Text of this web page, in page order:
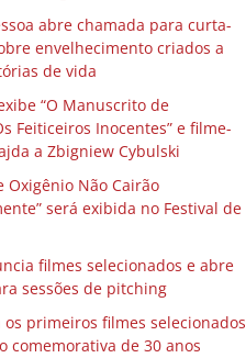
abre chamada para curta-
envelhecimento criados a
de vida
“O Manuscrito de
Feiticeiros Inocentes” e filme-
a Zbigniew Cybulski
Oxigênio Não Cairão
será exibida no Festival de
filmes selecionados e abre
sessões de pitching
os primeiros filmes selecionados
comemorativa de 30 anos